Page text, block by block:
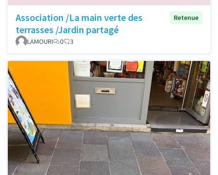
Association /La main verte des
terrasses /Jardin partagé
Retenue
LAMOURI 0 3